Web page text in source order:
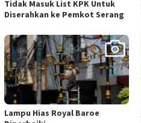
Tidak Masuk List KPK Untuk
Diserahkan ke Pemkot Serang
Lampu Hias Royal Baroe